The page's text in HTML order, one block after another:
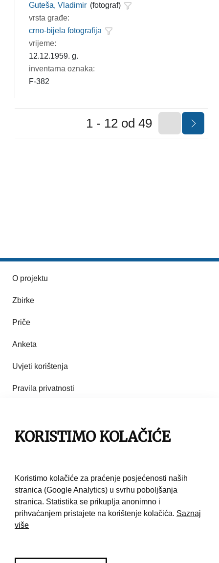
Guteša, Vladimir (fotograf)
vrsta građe:
crno-bijela fotografija
vrijeme:
12.12.1959. g.
inventarna oznaka:
F-382
1 - 12 od 49
O projektu
Zbirke
Priče
Anketa
Uvjeti korištenja
Pravila privatnosti
Pravila korištenja
KORISTIMO KOLAČIĆE
Koristimo kolačiće za praćenje posjećenosti naših
stranica (Google Analytics) u svrhu poboljšanja
stranica. Statistika se prikuplja anonimno i
prihvaćanjem pristajete na korištenje kolačića. Saznaj
više